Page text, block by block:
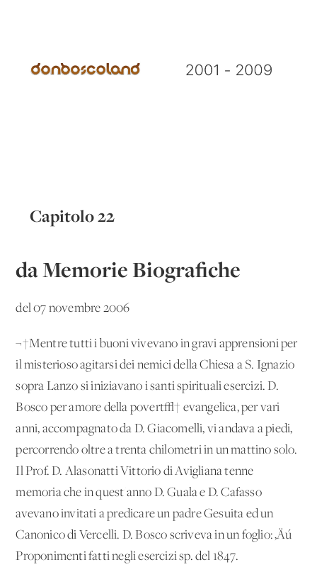
Capitolo 22
da Memorie Biografiche
del 07 novembre 2006
¬†Mentre tutti i buoni vivevano in gravi apprensioni per
il misterioso agitarsi dei nemici della Chiesa a S. Ignazio
sopra Lanzo si iniziavano i santi spirituali esercizi. D.
Bosco per amore della povert√† evangelica, per vari
anni, accompagnato da D. Giacomelli, vi andava a piedi,
percorrendo oltre a trenta chilometri in un mattino solo.
Il Prof. D. Alasonatti Vittorio di Avigliana tenne
memoria che in quest'anno D. Guala e D. Cafasso
avevano invitati a predicare un padre Gesuita ed un
Canonico di Vercelli. D. Bosco scriveva in un foglio: ‚Äú
Proponimenti fatti negli esercizi sp. del 1847.